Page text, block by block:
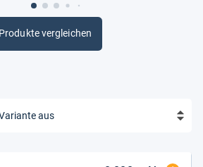
Produkte vergleichen